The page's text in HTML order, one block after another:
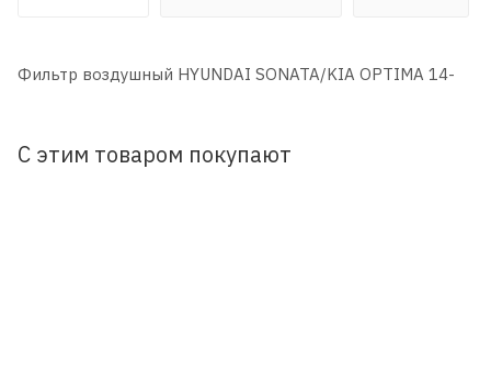
Фильтр воздушный HYUNDAI SONATA/KIA OPTIMA 14-
С этим товаром покупают